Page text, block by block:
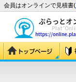
会員はオンラインで見積書(